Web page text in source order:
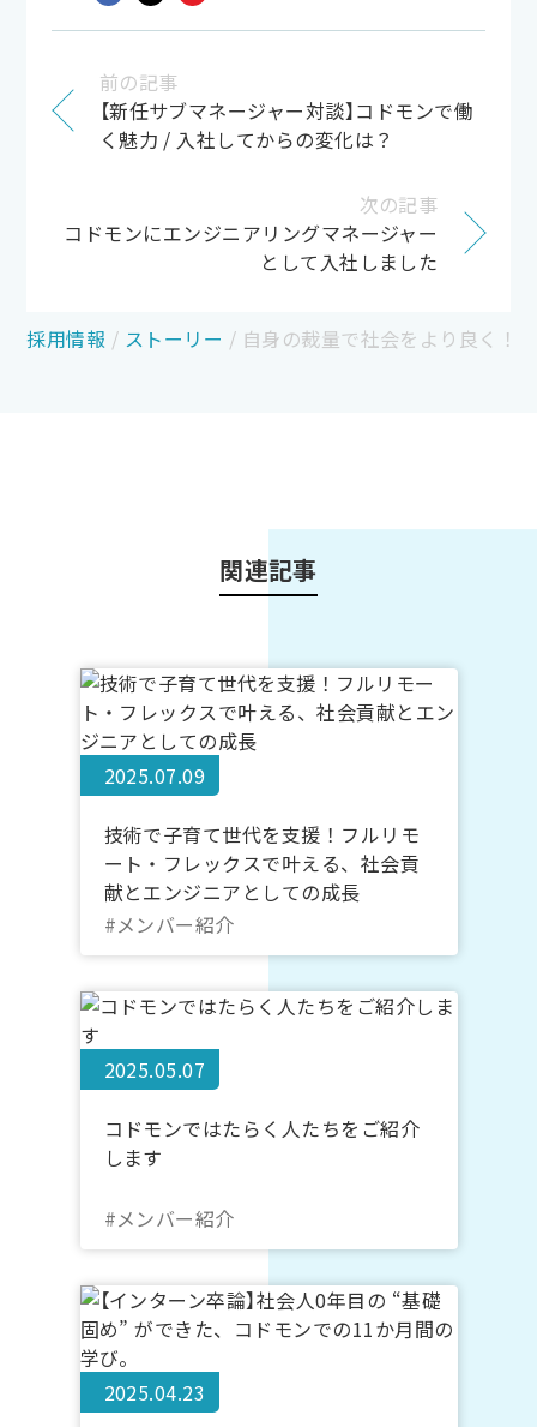
前の記事
【新任サブマネージャー対談】コドモンで働
く魅力 / 入社してからの変化は？
次の記事
コドモンにエンジニアリングマネージャー
として入社しました
採用情報 / ストーリー / 自身の裁量で社会をより良く！
関連記事
2025.07.09
技術で子育て世代を支援！フルリモ
ート・フレックスで叶える、社会貢
献とエンジニアとしての成長
#メンバー紹介
2025.05.07
コドモンではたらく人たちをご紹介
します
#メンバー紹介
2025.04.23